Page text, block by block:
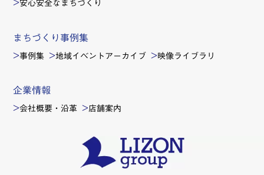
安心安全なまちづくり
まちづくり事例集
事例集 地域イベントアーカイブ 映像ライブラリ
企業情報
会社概要・沿革 店舗案内